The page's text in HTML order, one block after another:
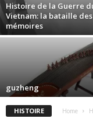
Histoire de la Guerre
Vietnam: la bataille des
mémoires
guzheng
HISTOIRE Home